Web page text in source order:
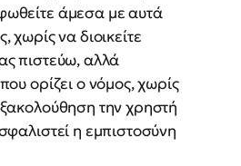
άμεσα με αυτά
να διοικείτε
πιστεύω, αλλά
ορίζει ο νόμος, χωρίς
την χρηστή
η εμπιστοσύνη